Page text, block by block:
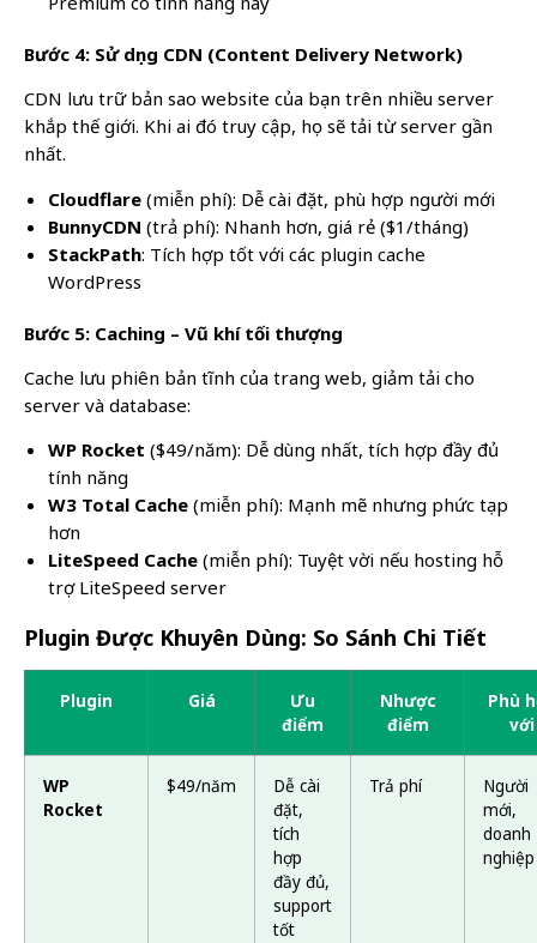
Bước 4: Sử dụng CDN (Content Delivery Network)
CDN lưu trữ bản sao website của bạn trên nhiều server
khắp thế giới. Khi ai đó truy cập, họ sẽ tải từ server gần
nhất.
Cloudflare (miễn phí): Dễ cài đặt, phù hợp người mới
BunnyCDN (trả phí): Nhanh hơn, giá rẻ ($1/tháng)
StackPath: Tích hợp tốt với các plugin cache
WordPress
Bước 5: Caching – Vũ khí tối thượng
Cache lưu phiên bản tĩnh của trang web, giảm tải cho
server và database:
WP Rocket ($49/năm): Dễ dùng nhất, tích hợp đầy đủ
tính năng
W3 Total Cache (miễn phí): Mạnh mẽ nhưng phức tạp
hơn
LiteSpeed Cache (miễn phí): Tuyệt vời nếu hosting hỗ
trợ LiteSpeed server
Plugin Được Khuyên Dùng: So Sánh Chi Tiết
Plugin Giá
Ưu
điểm
Nhược
điểm
Phù
với
WP
Rocket
$49/năm
Dễ cài
đặt,
tích
hợp
đầy đủ,
support
tốt
Trả phí
Người
mới,
doanh
nghiệp